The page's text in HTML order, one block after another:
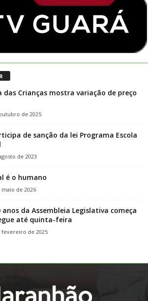
das Crianças mostra variação de preço
de 2025
de sanção da lei Programa Escola
de 2023
é o humano
maio de 2026
anos da Assembleia Legislativa começa
até quinta-feira
fevereiro de 2025